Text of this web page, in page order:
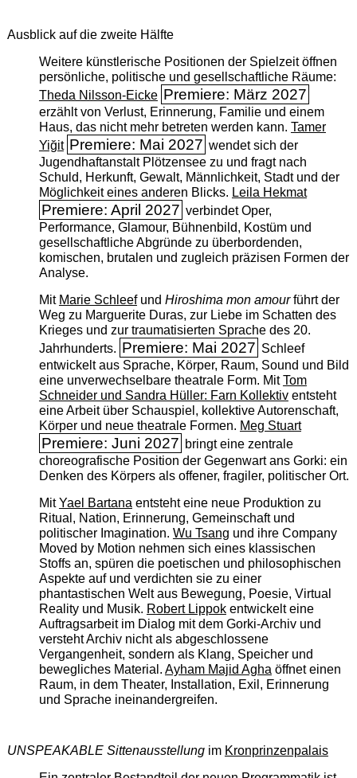
Ausblick auf die zweite Hälfte
Weitere künstlerische Positionen der Spielzeit öffnen
persönliche, politische und gesellschaftliche Räume:
Theda Nilsson-Eicke Premiere: März 2027
erzählt von Verlust, Erinnerung, Familie und einem
Haus, das nicht mehr betreten werden kann. Tamer
Yiğit Premiere: Mai 2027 wendet sich der
Jugendhaftanstalt Plötzensee zu und fragt nach
Schuld, Herkunft, Gewalt, Männlichkeit, Stadt und der
Möglichkeit eines anderen Blicks. Leila Hekmat
Premiere: April 2027 verbindet Oper,
Performance, Glamour, Bühnenbild, Kostüm und
gesellschaftliche Abgründe zu überbordenden,
komischen, brutalen und zugleich präzisen Formen der
Analyse.
Mit Marie Schleefund Hiroshima mon amourführt der
Weg zu Marguerite Duras, zur Liebe im Schatten des
Krieges und zur traumatisierten Sprache des 20.
Jahrhunderts. Premiere: Mai 2027 Schleef
entwickelt aus Sprache, Körper, Raum, Sound und Bild
eine unverwechselbare theatrale Form. MitTom
Schneider und Sandra Hüller: Farn Kollektiventsteht
eine Arbeit über Schauspiel, kollektive Autorenschaft,
Körper und neue theatrale Formen. Meg Stuart
Premiere: Juni 2027 bringt eine zentrale
choreografische Position der Gegenwart ans Gorki: ein
Denken des Körpers als offener, fragiler, politischer Ort.
MitYael Bartanaentsteht eine neue Produktion zu
Ritual, Nation, Erinnerung, Gemeinschaft und
politischer Imagination. Wu Tsang und ihre Company
Moved by Motion nehmen sich eines klassischen
Stoffs an, spüren die poetischen und philosophischen
Aspekte auf und verdichten sie zu einer
phantastischen Welt aus Bewegung, Poesie, Virtual
Reality und Musik. Robert Lippokentwickelt eine
Auftragsarbeit im Dialog mit dem Gorki-Archiv und
versteht Archiv nicht als abgeschlossene
Vergangenheit, sondern als Klang, Speicher und
bewegliches Material. Ayham Majid Aghaöffnet einen
Raum, in dem Theater, Installation, Exil, Erinnerung
und Sprache ineinandergreifen.
UNSPEAKABLE Sittenausstellungim Kronprinzenpalais